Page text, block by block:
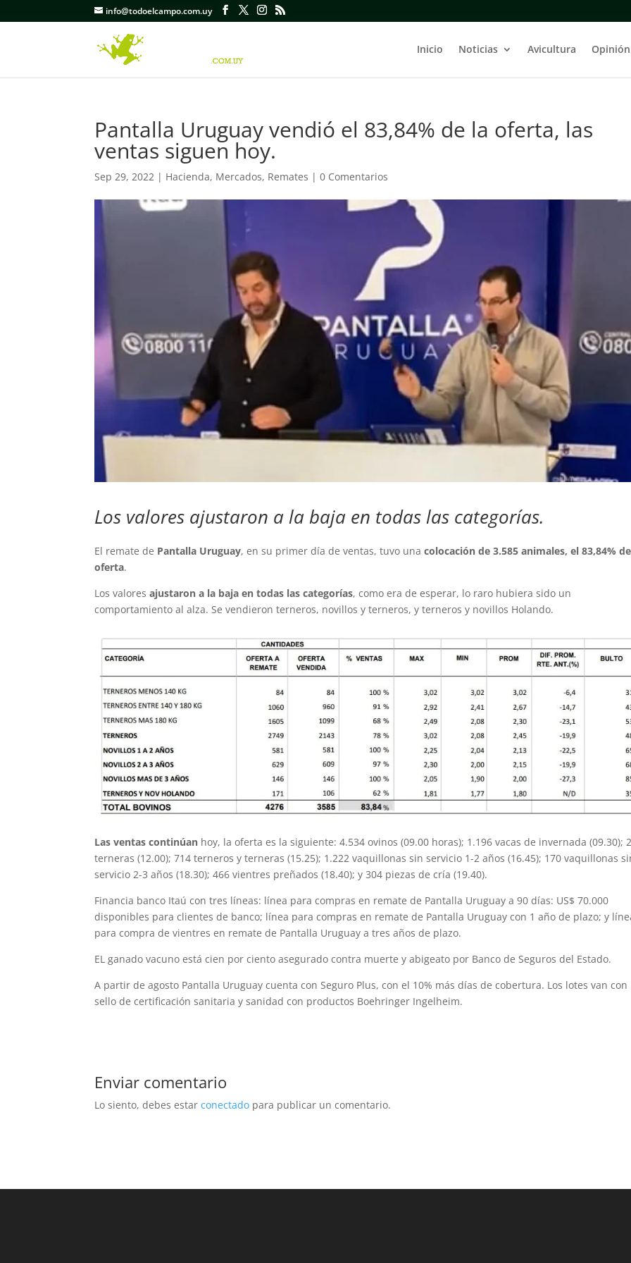
info@todoelcampo.com.uy
Inicio Noticias Avicultura Opinión
Pantalla Uruguay vendió el 83,84% de la oferta, las
ventas siguen hoy.
Sep 29, 2022 | Hacienda, Mercados, Remates |0 Comentarios
Los valores ajustaron a la baja en todas las categorías.
El remate de Pantalla Uruguay, en su primer día de ventas, tuvo unacolocación de 3.585 animales, el 83,84%
oferta.
Los valoresajustaron a la baja en todas las categorías, como era de esperar, lo raro hubiera sido un
comportamiento al alza. Se vendieron terneros, novillos y terneros, y terneros y novillos Holando.
Las ventas continúan hoy, la oferta es la siguiente: 4.534 ovinos (09.00 horas); 1.196 vacas de invernada (09.30);
terneras (12.00); 714 terneros y terneras (15.25); 1.222 vaquillonas sin servicio 1-2 años (16.45); 170 vaquillonas
servicio 2-3 años (18.30); 466 vientres preñados (18.40); y 304 piezas de cría (19.40).
Financia banco Itaú con tres líneas: línea para compras en remate de Pantalla Uruguay a 90 días: US$ 70.000
disponibles para clientes de banco; línea para compras en remate de Pantalla Uruguay con 1 año de plazo; y
para compra de vientres en remate de Pantalla Uruguay a tres años de plazo.
EL ganado vacuno está cien por ciento asegurado contra muerte y abigeato por Banco de Seguros del Estado.
A partir de agosto Pantalla Uruguay cuenta con Seguro Plus, con el 10% más días de cobertura. Los lotes van con
sello de certificación sanitaria y sanidad con productos Boehringer Ingelheim.
Enviar comentario
Lo siento, debes estarconectado para publicar un comentario.